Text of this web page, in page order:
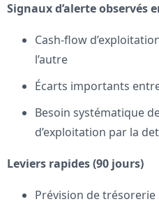
Signaux d’alerte observés
Cash-flow
l’autre
Écarts importants
Besoin systématique
d’exploitation par la
Leviers rapides (90 jours)
Prévision de trésorerie